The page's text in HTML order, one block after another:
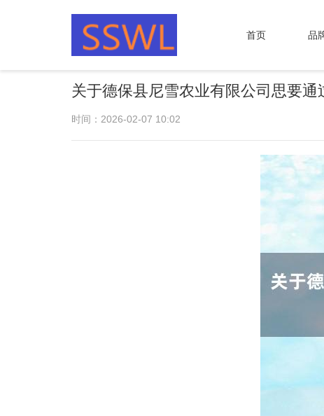
首页 品
关于德保县尼雪农业有限公司思要
时间：2026-02-07 10:02